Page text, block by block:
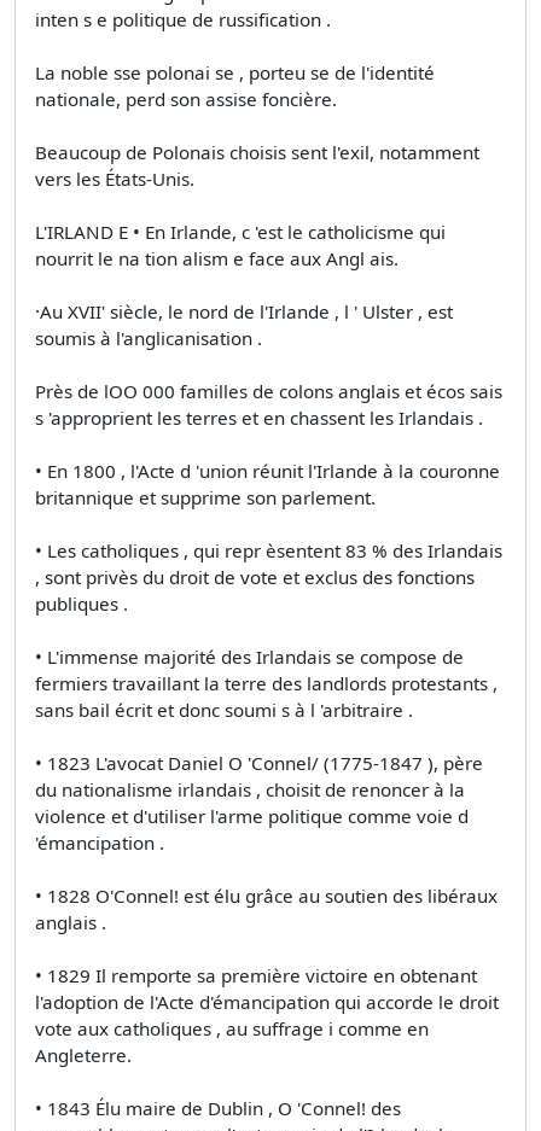
inten s e politique de russification .
La noble sse polonai se , porteu se de l'identité
nationale, perd son assise foncière.
Beaucoup de Polonais choisis sent l'exil, notamment
vers les États-Unis.
L'IRLAND E • En Irlande, c 'est le catholicisme qui
nourrit le na tion alism e face aux Angl ais.
·Au XVII' siècle, le nord de l'Irlande , l ' Ulster , est
soumis à l'anglicanisation .
Près de lOO 000 familles de colons anglais et écos sais
s 'approprient les terres et en chassent les Irlandais .
• En 1800 , l'Acte d 'union réunit l'Irlande à la couronne
britannique et supprime son parlement.
• Les catholiques , qui repr èsentent 83 % des Irlandais
, sont privès du droit de vote et exclus des fonctions
publiques .
• L'immense majorité des Irlandais se compose de
fermiers travaillant la terre des landlords protestants ,
sans bail écrit et donc soumi s à l 'arbitraire .
• 1823 L'avocat Daniel O 'Connel/ (1775-1847 ), père
du nationalisme irlandais , choisit de renoncer à la
violence et d'utiliser l'arme politique comme voie d
'émancipation .
• 1828 O'Connel! est élu grâce au soutien des libéraux
anglais .
• 1829 Il remporte sa première victoire en obtenant
l'adoption de l'Acte d'émancipation qui accorde le droit
vote aux catholiques , au suffrage i comme en
Angleterre.
• 1843 Élu maire de Dublin , O 'Connel! des